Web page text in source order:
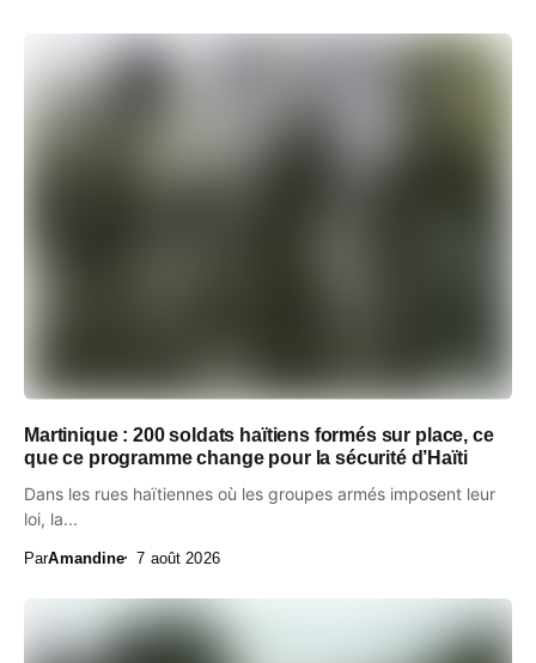
Martinique : 200 soldats haïtiens formés sur place, ce
que ce programme change pour la sécurité d’Haïti
Dans les rues haïtiennes où les groupes armés imposent leur
loi, la...
ParAmandine 7 août 2026